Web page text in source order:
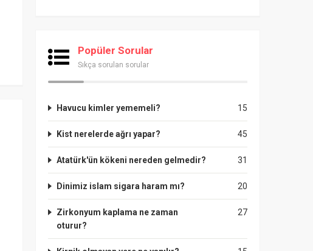
Popüler Sorular
Sıkça sorulan sorular
15
Havucu kimler yememeli?
45
Kist nerelerde ağrı yapar?
31
Atatürk'ün kökeni nereden gelmedir?
20
Dinimiz islam sigara haram mı?
27
Zirkonyum kaplama ne zaman
oturur?